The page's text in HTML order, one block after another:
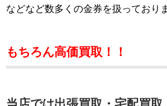
などなど数多くの金券を扱っており
もちろん高価買取！！
当店では出張買取・宅配買